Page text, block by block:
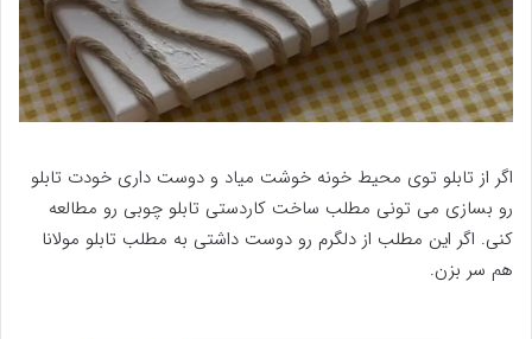
اگر از تابلو توی محیط خونه خوشت میاد و دوست داری خودت تابلو
رو بسازی می تونی مطلب ساخت کاردستی تابلو چوبی رو مطالعه
کنی. اگر این مطلب از دلگرم رو دوست داشتی به مطلب تابلو مولانا
هم سر بزن.